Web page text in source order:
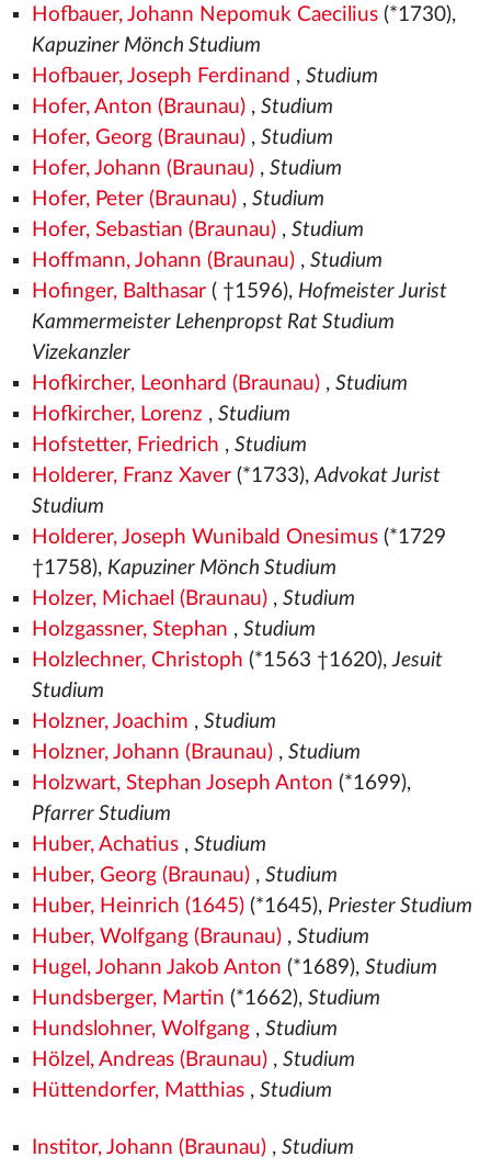
Hofbauer, Johann Nepomuk Caecilius(*1730),
Kapuziner Mönch Studium
Hofbauer, Joseph Ferdinand , Studium
Hofer, Anton (Braunau), Studium
Hofer, Georg (Braunau), Studium
Hofer, Johann (Braunau), Studium
Hofer, Peter (Braunau), Studium
Hofer, Sebastian (Braunau), Studium
Hoffmann, Johann (Braunau), Studium
Hofinger, Balthasar( †1596), Hofmeister Jurist
Kammermeister Lehenpropst Rat Studium
Vizekanzler
Hofkircher, Leonhard (Braunau), Studium
Hofkircher, Lorenz , Studium
Hofstetter, Friedrich , Studium
Holderer, Franz Xaver(*1733),Advokat Jurist
Studium
Holderer, Joseph Wunibald Onesimus(*1729
†1758), Kapuziner Mönch Studium
Holzer, Michael (Braunau), Studium
Holzgassner, Stephan , Studium
Holzlechner, Christoph (*1563 †1620),Jesuit
Studium
Holzner, Joachim , Studium
Holzner, Johann (Braunau), Studium
Holzwart, Stephan Joseph Anton (*1699),
Pfarrer Studium
Huber, Achatius, Studium
Huber, Georg (Braunau), Studium
Huber, Heinrich (1645)(*1645), Priester Studium
Huber, Wolfgang (Braunau), Studium
Hugel, Johann Jakob Anton (*1689), Studium
Hundsberger, Martin (*1662), Studium
Hundslohner, Wolfgang, Studium
Hölzel, Andreas (Braunau), Studium
Hüttendorfer, Matthias, Studium
Institor, Johann (Braunau), Studium